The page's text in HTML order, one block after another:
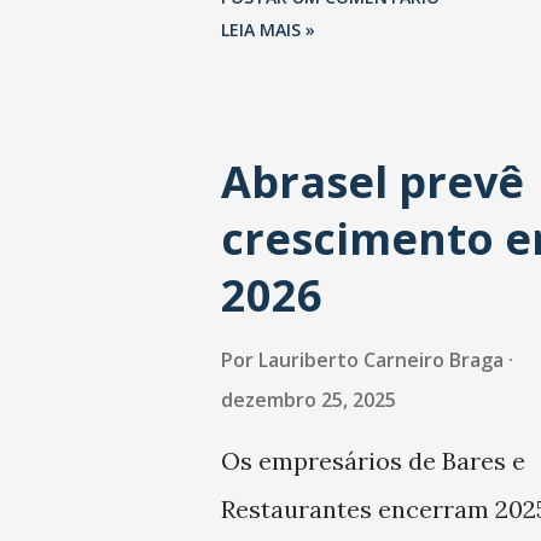
LEIA MAIS »
Abrasel prevê
crescimento
2026
Por Lauriberto Carneiro Braga
dezembro 25, 2025
Os empresários de Bares e
Restaurantes encerram